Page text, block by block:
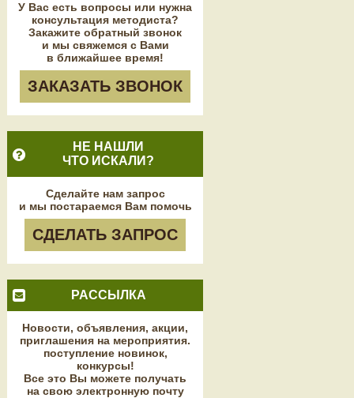
У Вас есть вопросы или нужна
консультация методиста?
Закажите обратный звонок
и мы свяжемся с Вами
в ближайшее время!
ЗАКАЗАТЬ ЗВОНОК
НЕ НАШЛИ
ЧТО ИСКАЛИ?
Сделайте нам запрос
и мы постараемся Вам помочь
СДЕЛАТЬ ЗАПРОС
РАССЫЛКА
Новости, объявления, акции,
приглашения на мероприятия.
поступление новинок,
конкурсы!
Все это Вы можете получать
на свою электронную почту